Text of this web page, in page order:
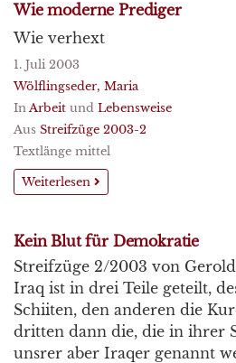
Wie moderne Prediger
Wie verhext
1. Juli 2003
Wölflingseder, Maria
In Arbeit und Lebensweise
Aus Streifzüge 2003-2
Textlänge mittel
Weiterlesen
Kein Blut für Demokratie
Streifzüge 2/2003 von
Iraq ist in drei Teile geteilt,
Schiiten, den anderen die
dritten dann die, die in ihrer
unsrer aber Iraqer genannt